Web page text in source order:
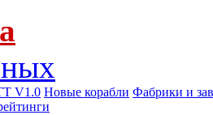
V1.0 Новые корабли Фабрики и